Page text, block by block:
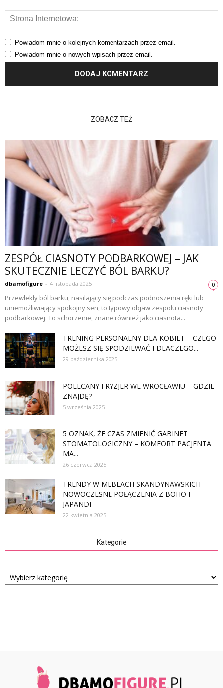
Powiadom mnie o kolejnych komentarzach przez email.
Powiadom mnie o nowych wpisach przez email.
ZOBACZ TEŻ
ZESPÓŁ CIASNOTY PODBARKOWEJ – JAK
SKUTECZNIE LECZYĆ BÓL BARKU?
dbamofigure - 4 listopada 2025 0
Przewlekły ból barku, nasilający się podczas podnoszenia ręki lub
uniemożliwiający spokojny sen, to typowy objaw zespołu ciasnoty
podbarkowej. To schorzenie, znane również jako ciasnota...
TRENING PERSONALNY DLA KOBIET – CZEGO
MOŻESZ SIĘ SPODZIEWAĆ I DLACZEGO...
29 października 2025
POLECANY FRYZJER WE WROCŁAWIU – GDZIE
ZNAJDĘ?
5 września 2025
5 OZNAK, ŻE CZAS ZMIENIĆ GABINET
STOMATOLOGICZNY – KOMFORT PACJENTA
MA...
26 czerwca 2025
TRENDY W MEBLACH SKANDYNAWSKICH –
NOWOCZESNE POŁĄCZENIA Z BOHO I
JAPANDI
22 kwietnia 2025
Kategorie
Kategorie